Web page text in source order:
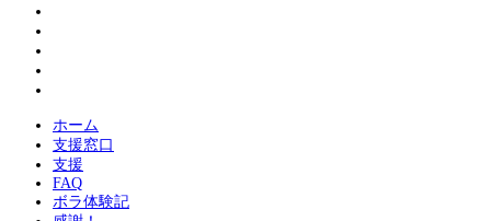
ホーム
支援窓口
支援
FAQ
ボラ体験記